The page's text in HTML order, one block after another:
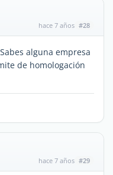
hace 7 años #28
alguna empresa
de homologación
hace 7 años #29